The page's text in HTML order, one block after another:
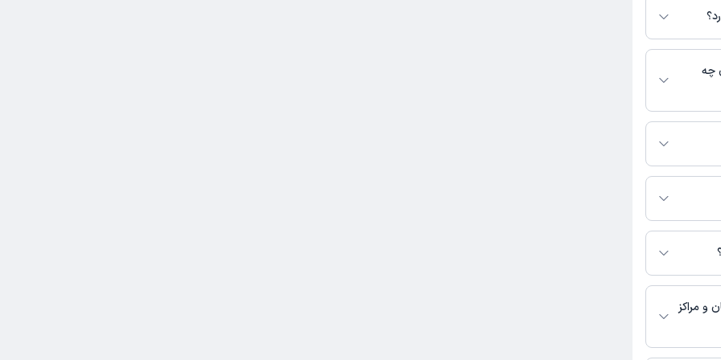
در صورت فعال
با خدمات
چه
با عمومی
می‌کند.
بیماران را
صفحه ثبت نشده
و مراکز
در دسترس